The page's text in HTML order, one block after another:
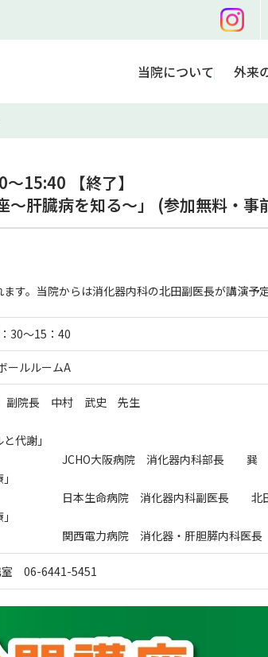
当院について 外来
15:40 【終了】
～肝臓病を知る～」 (参加無料・事
す。当院からは消化器内科の北田副医長が講演予
30～15：40
ルルームA
副院長 中村 武史 先生
代謝」
院 消化器内科部長 巽 信
消化器内科副医長 北田
消化器・肝胆膵内科医長 東
室 06-6441-5451